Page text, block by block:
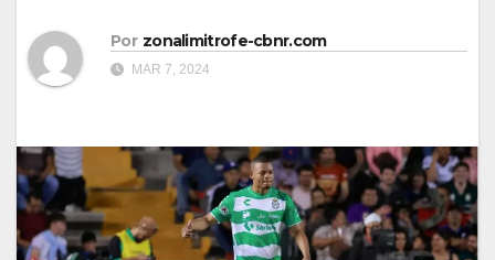
Por zonalimitrofe-cbnr.com
MAR 7, 2024